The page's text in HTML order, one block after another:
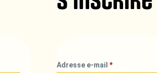
Adresse e-mail*